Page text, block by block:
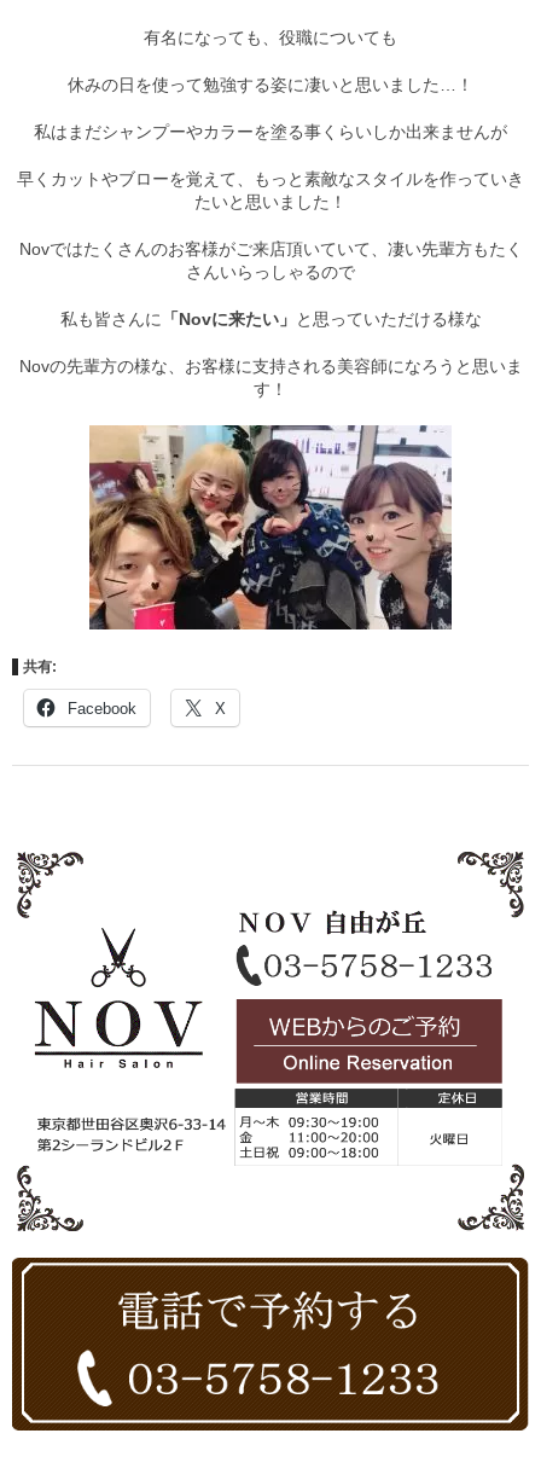
営業時間・アクセス
有名になっても、役職についても
休みの日を使って勉強する姿に凄いと思いました…！
私はまだシャンプーやカラーを塗る事くらいしか出来ませんが
早くカットやブローを覚えて、もっと素敵なスタイルを作っていき
たいと思いました！
Novではたくさんのお客様がご来店頂いていて、凄い先輩方もたく
さんいらっしゃるので
私も皆さんに 「Novに来たい」 と思っていただける様な
Novの先輩方の様な、お客様に支持される美容師になろうと思いま
す！
共有:
Facebook X